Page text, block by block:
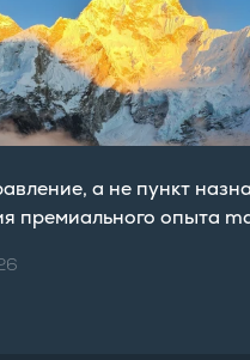
а не пункт
премиального опыта